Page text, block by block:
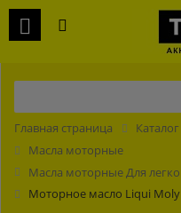
Главная страница Каталог
Масла моторные
Масла моторные Для
Моторное масло Liqui Moly